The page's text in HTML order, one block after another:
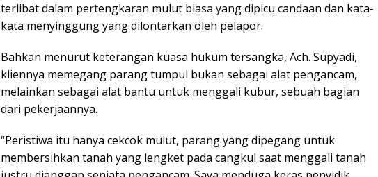
terlibat dalam pertengkaran mulut biasa yang dipicu candaan dan kata-
kata menyinggung yang dilontarkan oleh pelapor.
Bahkan menurut keterangan kuasa hukum tersangka, Ach. Supyadi,
kliennya memegang parang tumpul bukan sebagai alat pengancam,
melainkan sebagai alat bantu untuk menggali kubur, sebuah bagian
dari pekerjaannya.
“Peristiwa itu hanya cekcok mulut, parang yang dipegang untuk
membersihkan tanah yang lengket pada cangkul saat menggali tanah